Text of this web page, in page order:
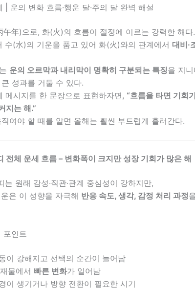
운의 변화 흐름·행운 달·주의 달 완벽 해설
年)으로, 화(火)의 흐름이 절정에 이르는 강력한 해다.
수(水)의 기운을 품고 있어 화(火)와의 관계에서 대비·
운의 오르막과 내리막이 명확히 구분되는 특징을 지
성과를 거둘 수 있다.
메시지를 한 문장으로 표현하자면, “흐름을 타면 기회
지는 해.”
여야 할 때를 알면 올해는 훨씬 부드럽게 흘러간다.
전체 운세 흐름 – 변화폭이 크지만 성장 기회가 많은 해
원래 감성·직관·관계 중심성이 강하지만,
은 이 성향을 자극해 반응 속도, 생각, 감정 처리 과정
인트
이 강해지고 선택의 순간이 늘어남
물에서 빠른 변화가 일어남
이 생기거나 방향 전환이 필요한 시기